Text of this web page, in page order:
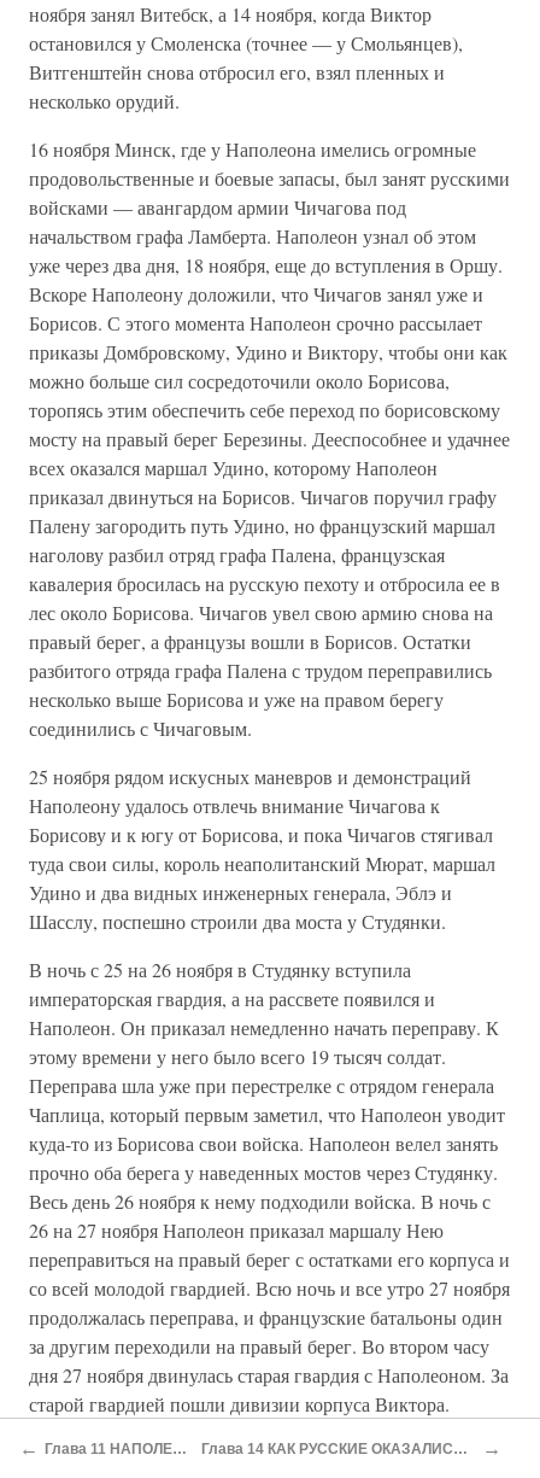
ноября занял Витебск, а 14 ноября, когда Виктор
остановился у Смоленска (точнее — у Смольянцев),
Витгенштейн снова отбросил его, взял пленных и
несколько орудий.
16 ноября Минск, где у Наполеона имелись огромные
продовольственные и боевые запасы, был занят русскими
войсками — авангардом армии Чичагова под
начальством графа Ламберта. Наполеон узнал об этом
уже через два дня, 18 ноября, еще до вступления в Оршу.
Вскоре Наполеону доложили, что Чичагов занял уже и
Борисов. С этого момента Наполеон срочно рассылает
приказы Домбровскому, Удино и Виктору, чтобы они как
можно больше сил сосредоточили около Борисова,
торопясь этим обеспечить себе переход по борисовскому
мосту на правый берег Березины. Дееспособнее и удачнее
всех оказался маршал Удино, которому Наполеон
приказал двинуться на Борисов. Чичагов поручил графу
Палену загородить путь Удино, но французский маршал
наголову разбил отряд графа Палена, французская
кавалерия бросилась на русскую пехоту и отбросила ее в
лес около Борисова. Чичагов увел свою армию снова на
правый берег, а французы вошли в Борисов. Остатки
разбитого отряда графа Палена с трудом переправились
несколько выше Борисова и уже на правом берегу
соединились с Чичаговым.
25 ноября рядом искусных маневров и демонстраций
Наполеону удалось отвлечь внимание Чичагова к
Борисову и к югу от Борисова, и пока Чичагов стягивал
туда свои силы, король неаполитанский Мюрат, маршал
Удино и два видных инженерных генерала, Эблэ и
Шасслу, поспешно строили два моста у Студянки.
В ночь с 25 на 26 ноября в Студянку вступила
императорская гвардия, а на рассвете появился и
Наполеон. Он приказал немедленно начать переправу. К
этому времени у него было всего 19 тысяч солдат.
Переправа шла уже при перестрелке с отрядом генерала
Чаплица, который первым заметил, что Наполеон уводит
куда-то из Борисова свои войска. Наполеон велел занять
прочно оба берега у наведенных мостов через Студянку.
Весь день 26 ноября к нему подходили войска. В ночь с
26 на 27 ноября Наполеон приказал маршалу Нею
переправиться на правый берег с остатками его корпуса и
со всей молодой гвардией. Всю ночь и все утро 27 ноября
продолжалась переправа, и французские батальоны один
за другим переходили на правый берег. Во втором часу
дня 27 ноября двинулась старая гвардия с Наполеоном. За
старой гвардией пошли дивизии корпуса Виктора.
правом берегу.
← Глава 11 НАПОЛЕОН ФОРСИРУЕТ НЕМАН Глава 14 КАК РУССКИЕ ОКАЗАЛИСЬ В ПАРИЖЕ, И КАКОЙ ОТ ЭТОГО БЫЛ ПРОК →